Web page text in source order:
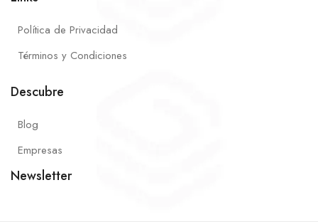
Política de Privacidad
Términos y Condiciones
Descubre
Blog
Empresas
Newsletter